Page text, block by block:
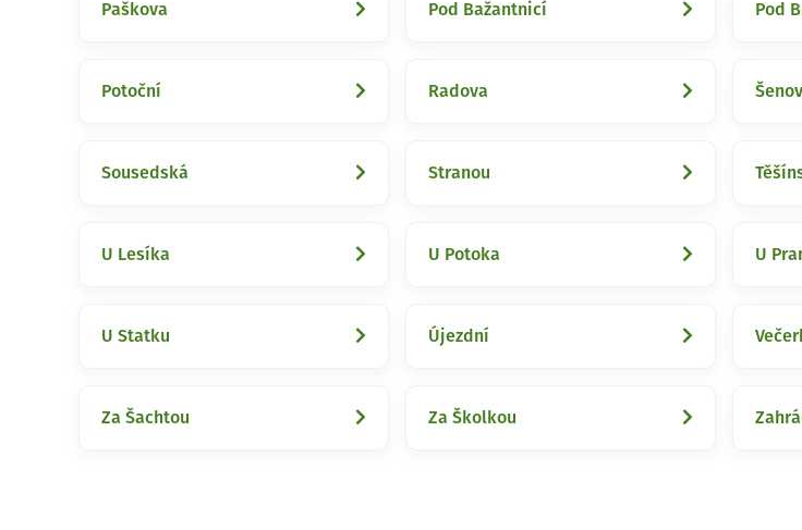
Paškova Pod Bažantnicí Pod
Potoční Radova
Sousedská Stranou
U Lesíka U Potoka U
U Statku Újezdní
Za Šachtou Za Školkou